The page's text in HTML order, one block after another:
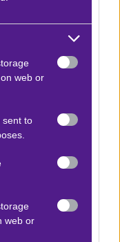
web or
sent to
web or